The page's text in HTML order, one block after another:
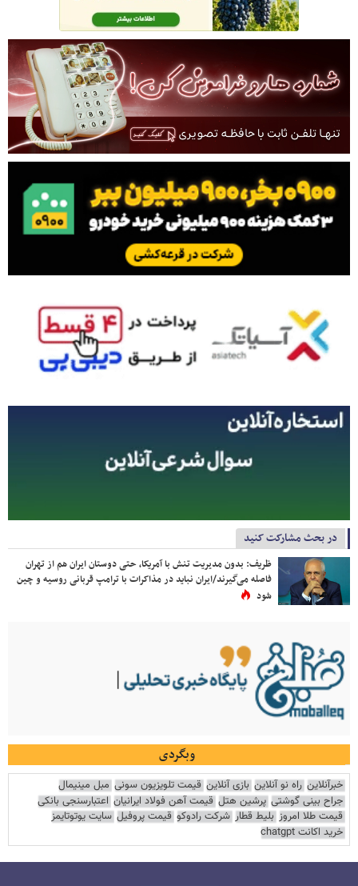
در بحث مشارکت کنید
ظریف: بدون مدیریت تنش با آمریکا، حتی دوستان ایران هم از تهران
فاصله می‌گیرند/ایران نباید در مذاکرات با ترامپ قربانی روسیه و چین
شود
وبگردی
خبرآنلاین راه نو آنلاین بازی آنلاین قیمت تلویزیون سونی مبل مینیمال
جراح بینی گوشتی پرشین هتل قیمت آهن فولاد ایرانیان اعتبارسنجی بانکی
قیمت طلا امروز بلیط قطار شرکت رادوکو قیمت پروفیل سایت یوتوتایمز
خرید اکانت chatgpt